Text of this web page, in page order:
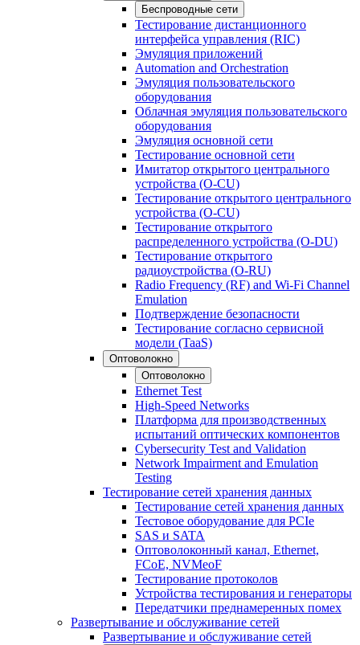
Беспроводные сети
Тестирование дистанционного
интерфейса управления (RIC)
Эмуляция приложений
Automation and Orchestration
Эмуляция пользовательского
оборудования
Облачная эмуляция пользовательского
оборудования
Эмуляция основной сети
Тестирование основной сети
Имитатор открытого центрального
устройства (O-CU)
Тестирование открытого центрального
устройства (O-CU)
Тестирование открытого
распределенного устройства (O-DU)
Тестирование открытого
радиоустройства (O-RU)
Radio Frequency (RF) and Wi-Fi Channel
Emulation
Подтверждение безопасности
Тестирование согласно сервисной
модели (TaaS)
Оптоволокно
Оптоволокно
Ethernet Test
High-Speed Networks
Платформа для производственных
испытаний оптических компонентов
Cybersecurity Test and Validation
Network Impairment and Emulation
Testing
Тестирование сетей хранения данных
Тестирование сетей хранения данных
Тестовое оборудование для PCIe
SAS и SATA
Оптоволоконный канал, Ethernet,
FCoE, NVMeoF
Тестирование протоколов
Устройства тестирования и генераторы
Передатчики преднамеренных помех
Развертывание и обслуживание сетей
Развертывание и обслуживание сетей